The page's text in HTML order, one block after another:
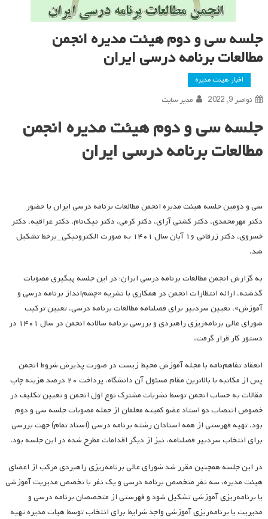
جلسه سی و دوم هیئت مدیره انجمن
مطالعات برنامه درسی ایران
اخبار هیئت مدیره
نوامبر 9, 2022 مدیر سایت
جلسه سی و دوم هیئت مدیره انجمن
مطالعات برنامه درسی ایران
سی و دومین جلسه هیئت مدیره انجمن مطالعات برنامه درسی ایران با حضور
دکتر مهرمحمدی، دکتر کشتی آرای، دکتر کرمی، دکتر نیک‌نام، دکتر عراقیه، دکتر
خسروی، دکتر زرقانی ۱۶ آبان سال ۱۴۰۱ به صورت الکترونیکی_برخط تشکیل
شد.
به گزارش انجمن مطالعات برنامه درسی ایران؛ در این جلسه پیگیری مصوبات
گذشته، ارائه انتظارات انجمن در همکاری با نشریه «چشم‌انداز برنامه درسی و
آموزش»، تعیین سردبیر برای فصلنامه مطالعات برنامه درسی، تعیین ترکیب
شورای عالی برنامه‌ریزی راهبردی و بررسی برنامه سالانه انجمن در سال ۱۴۰۱ در
دستور کار قرار گرفت.
انعقاد تفاهم‌نامه با مجله آموزش محیط زیست در صورت پذیرش شروط انجمن
پس از مکاتبه با بالاترین مقام مسئول آن دانشگاه، پرداخت ۲۰ درصد هزینه چاپ
مقالات به حساب انجمن توسط نشریات مشترک نوع اول انجمن و تعیین تکلیف در
خصوص انتصاب دو استاد عضو کمیته معلمان از جمله مصوبات جلسه سی و دوم
بود. تهیه فهرستی از همه استادان رشته­ برنامه درسی (استاد تمام) جهت بررسی
برای انتخاب سردبیر فصلنامه، نیز از دیگر اقدامات مطرح شده در این جلسه بود.
در این جلسه همچنین مقرر شد شورای عالی برنامه‌ریزی راهبردی مرکب از اعضای
هیئت مدیره، سه نفر متخصص برنامه درسی و یک نفر با تخصص مدیریت آموزشی
یا برنامه‌ریزی آموزشی تشکیل شود و فهرستی از متخصصان برنامه درسی و
مدیریت یا برنامه‌ریزی آموزشی واجد شرایط برای انتخاب توسط هیات مدیره تهیه